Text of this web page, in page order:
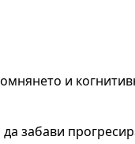
и
забави